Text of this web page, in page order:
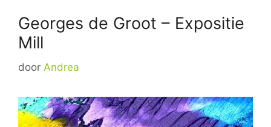
Georges de Groot – Expositie
Mill
door Andrea